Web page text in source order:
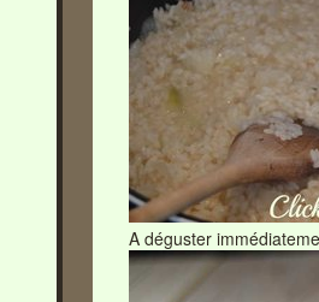
A déguster